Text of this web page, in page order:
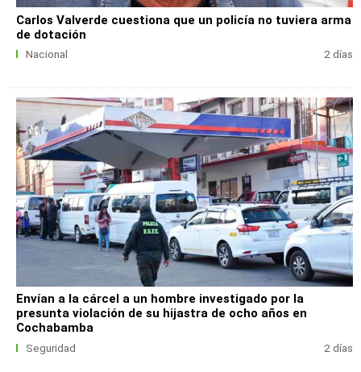
Carlos Valverde cuestiona que un policía no tuviera arma
de dotación
Nacional 2 días
Envían a la cárcel a un hombre investigado por la
presunta violación de su hijastra de ocho años en
Cochabamba
Seguridad 2 días